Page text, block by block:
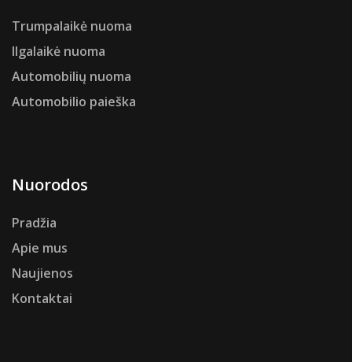
Trumpalaikė nuoma
Ilgalaikė nuoma
Automobilių nuoma
Automobilio paieška
Nuorodos
Pradžia
Apie mus
Naujienos
Kontaktai